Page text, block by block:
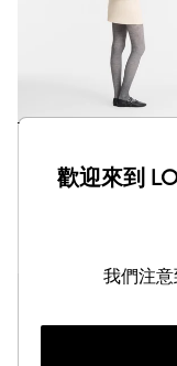
黑色 - 帆布
歡迎來到
我們注意